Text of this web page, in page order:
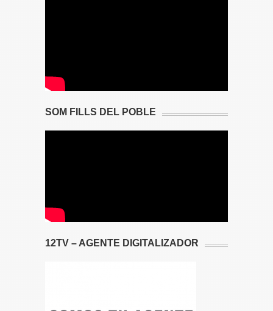
SOM FILLS DEL POBLE
12TV – AGENTE DIGITALIZADOR